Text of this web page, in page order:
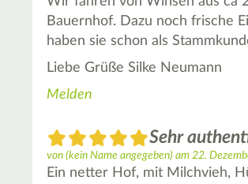
Bauernhof. Dazu noch frische
haben sie schon als
Liebe Grüße Silke Neumann
Melden
Sehr
von (kein Name angegeben) am 22.
Ein netter Hof, mit Milchvieh,